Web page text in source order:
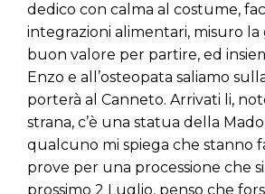
dedico con calma al costume,
integrazioni alimentari, misuro la
buon valore per partire, ed
Enzo e all’osteopata saliamo
porterà al Canneto. Arrivati li,
strana, c’è una statua della
qualcuno mi spiega che stanno
prove per una processione che si
prossimo 2 Luglio, penso che